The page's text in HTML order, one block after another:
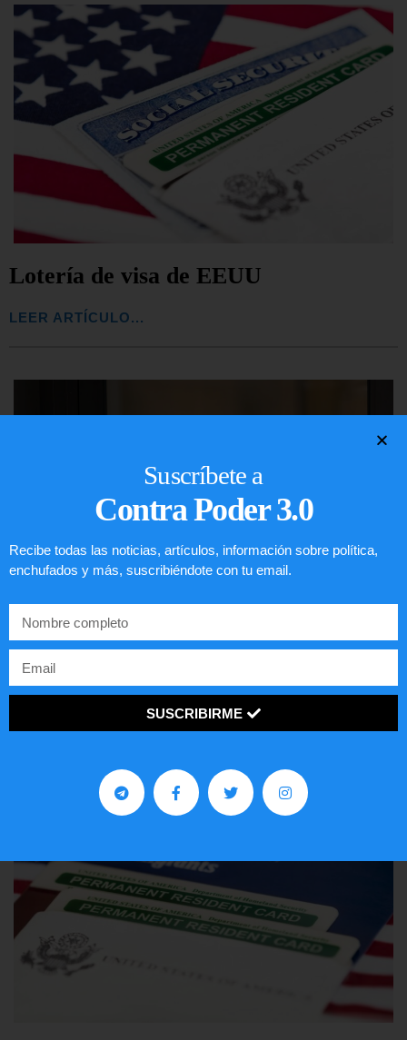
Lotería de visa de EEUU
LEER ARTÍCULO...
Comunistas no son bienvenidos en
EE.UU.
Suscríbete a
Contra Poder 3.0
Recibe todas las noticias, artículos, información sobre política,
enchufados y más, suscribiéndote con tu email.
SUSCRIBIRME